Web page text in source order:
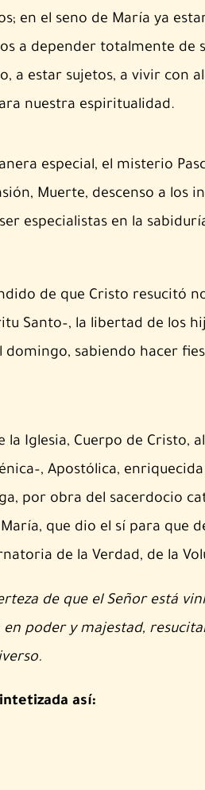
en el seno de María ya
a depender totalmente de
a estar sujetos, a vivir con
nuestra espiritualidad.
especial, el misterio
Muerte, descenso a los
especialistas en la
de que Cristo resucitó
Santo–, la libertad de los
domingo, sabiendo hacer
la Iglesia, Cuerpo de Cristo,
Apostólica,
por obra del sacerdocio
que dio el sí para que
de la Verdad, de la
de que el Señor está
poder y majestad,
así: